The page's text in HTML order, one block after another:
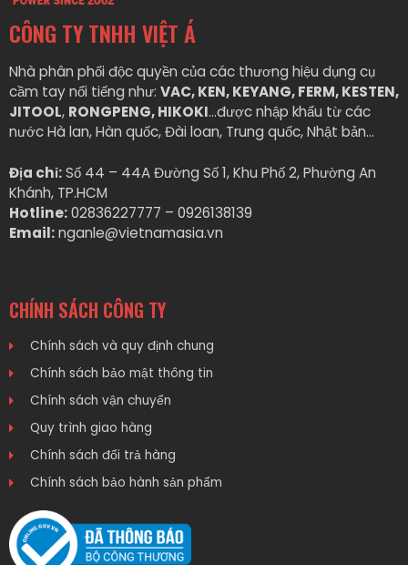
CÔNG TY TNHH VIỆT Á
Nhà phân phối độc quyền của các thương hiệu dụng cụ
cầm tay nổi tiếng như: VAC, KEN, KEYANG, FERM, KESTEN,
JITOOL, RONGPENG, HIKOKI…được nhập khẩu từ các
nước Hà lan, Hàn quốc, Đài loan, Trung quốc, Nhật bản…
Địa chỉ:Số 44 – 44A Đường Số 1, Khu Phố 2, Phường An
Khánh, TP.HCM
Hotline:02836227777 – 0926138139
Email:nganle@vietnamasia.vn
CHÍNH SÁCH CÔNG TY
Chính sách và quy định chung
Chính sách bảo mật thông tin
Chính sách vận chuyển
Quy trình giao hàng
Chính sách đổi trả hàng
Chính sách bảo hành sản phẩm